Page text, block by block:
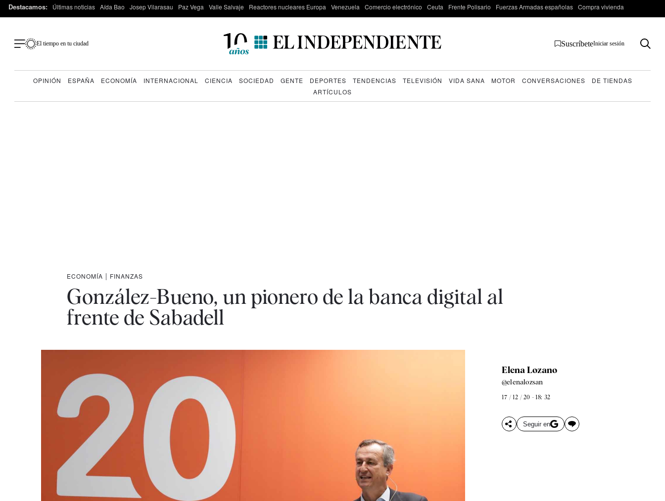
Destacamos: Últimas noticias Aída Bao Josep Vilarasau Paz Vega Valle Salvaje Reactores nucleares Europa Venezuela Comercio electrónico Ceuta Frente Polisario Fuerzas Armadas españolas Compra vivienda
El tiempo en tu ciudad SuscríbeteIniciar sesión
OPINIÓN ESPAÑA ECONOMÍA INTERNACIONAL CIENCIA SOCIEDAD GENTE DEPORTES TENDENCIAS TELEVISIÓN VIDA SANA MOTOR CONVERSACIONES
DE TIENDAS
ARTÍCULOS
ECONOMÍA | FINANZAS
González-Bueno, un pionero de la banca digital al
frente de Sabadell
Elena Lozano
@elenalozsan
17 / 12 / 20 - 18: 32
Seguir en